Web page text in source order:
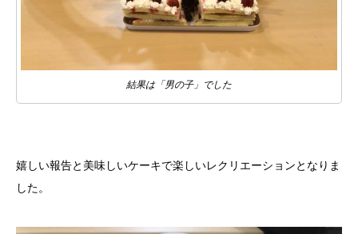
結果は「男の子」でした
嬉しい報告と美味しいケーキで楽しいレクリエーションとなりま
した。